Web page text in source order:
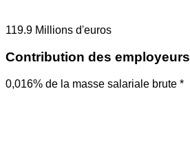
119.9 Millions d'euros
Contribution des employeurs
0,016% de la masse salariale brute *